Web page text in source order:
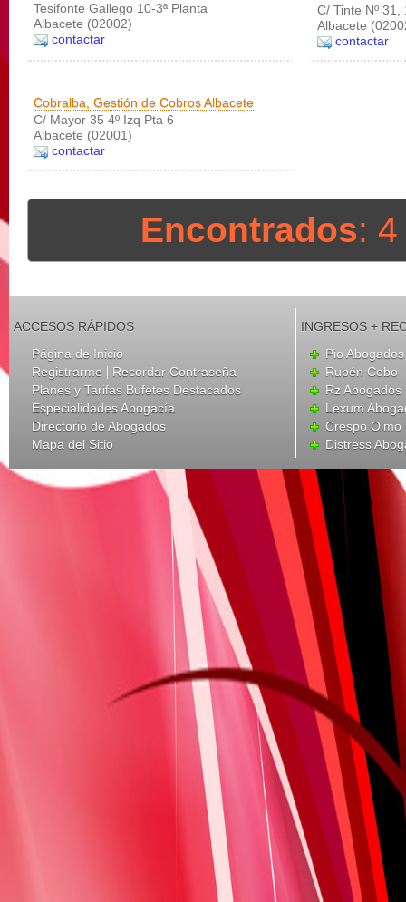
Tesifonte Gallego 10-3ª Planta
Albacete (02002)
contactar
C/ Tinte Nº 31,
Albacete
contactar
Cobralba, Gestión de Cobros Albacete
C/ Mayor 35 4º Izq Pta 6
Albacete (02001)
contactar
Encontrados:
ACCESOS RÁPIDOS
Página de Inicio
Registrarme | Recordar Contraseña
Planes y Tarifas Bufetes Destacados
Especialidades Abogacía
Directorio de Abogados
Mapa del Sitio
INGRESOS +
Pio
Rubén Cobo
Rz Abogados
Lexum
Crespo Olmo
Distress